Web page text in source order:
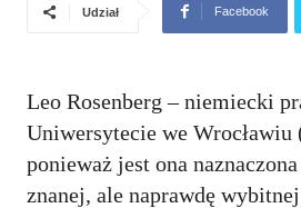
Udział Facebook
Leo Rosenberg – niemiecki
Uniwersytecie we
ponieważ jest ona
znanej, ale naprawdę